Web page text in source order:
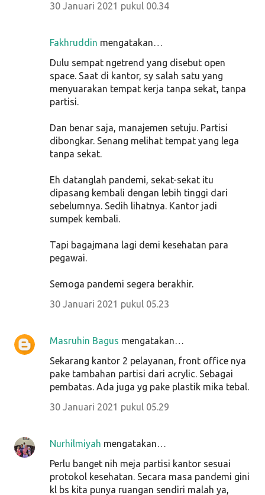
30 Januari 2021 pukul 00.34
Fakhruddin mengatakan…
Dulu sempat ngetrend yang disebut open
space. Saat di kantor, sy salah satu yang
menyuarakan tempat kerja tanpa sekat, tanpa
partisi.
Dan benar saja, manajemen setuju. Partisi
dibongkar. Senang melihat tempat yang lega
tanpa sekat.
Eh datanglah pandemi, sekat-sekat itu
dipasang kembali dengan lebih tinggi dari
sebelumnya. Sedih lihatnya. Kantor jadi
sumpek kembali.
Tapi bagajmana lagi demi kesehatan para
pegawai.
Semoga pandemi segera berakhir.
30 Januari 2021 pukul 05.23
Masruhin Bagus mengatakan…
Sekarang kantor 2 pelayanan, front office nya
pake tambahan partisi dari acrylic. Sebagai
pembatas. Ada juga yg pake plastik mika tebal.
30 Januari 2021 pukul 05.29
Nurhilmiyah mengatakan…
Perlu banget nih meja partisi kantor sesuai
protokol kesehatan. Secara masa pandemi gini
kl bs kita punya ruangan sendiri malah ya,